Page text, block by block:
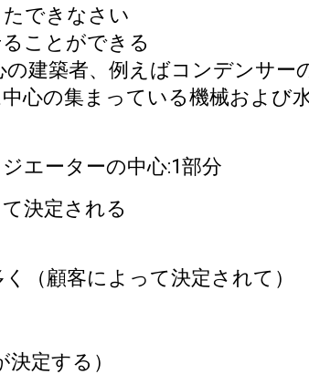
できなさい
ことができる
建築者、例えばコンデンサ
心の集まっている機械および
エーターの中心:1部分
決定される
（顧客によって決定されて）
定する）